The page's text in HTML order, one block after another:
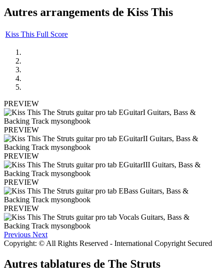
Autres arrangements de Kiss This
Kiss This Full Score
PREVIEW
PREVIEW
PREVIEW
PREVIEW
PREVIEW
Previous Next
Copyright: © All Rights Reserved - International Copyright Secured
Autres tablatures de The Struts